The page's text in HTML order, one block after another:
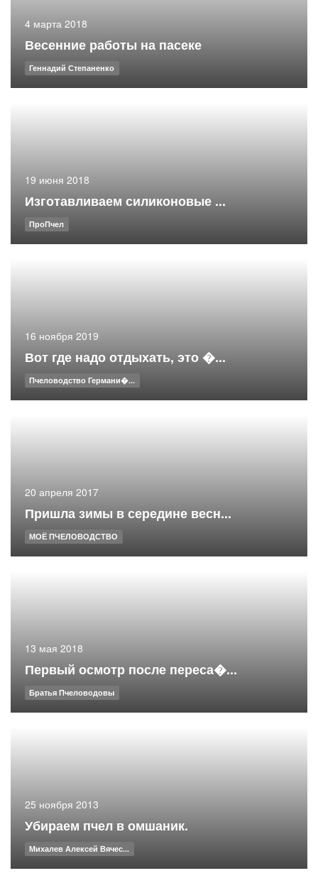
4 марта 2018
Весенние работы на пасеке
Геннадий Степаненко
19 июня 2018
Изготавливаем силиконовые ...
ПроПчел
16 ноября 2019
Вот где надо отдыхать, это �...
Пчеловодство Германи�...
20 апреля 2017
Пришла зимы в середине весн...
МОЁ ПЧЕЛОВОДСТВО
13 мая 2018
Первый осмотр после переса�...
Братья Пчеловодовы
25 ноября 2013
Убираем пчел в омшаник.
Михалев Алексей Вячес...